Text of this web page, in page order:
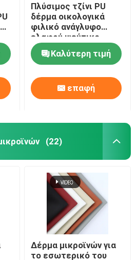
Πλύσιμος τζίνι PU
δέρμα οικολογικά
φιλικό ανάγλυφο
ελαφρύ ψεύτικο
δέρμα
Καλύτερη τιμή
επαφή
(22)
Δέρμα μικροϊνών για
το εσωτερικό του